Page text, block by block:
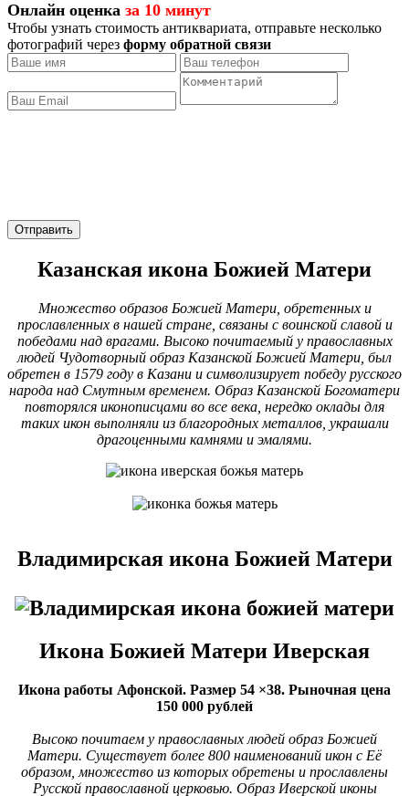
Онлайн оценка за 10 минут
Чтобы узнать стоимость антиквариата, отправьте несколько
фотографий через форму обратной связи
Отправить
Казанская икона Божией Матери
Множество образов Божией Матери, обретенных и
прославленных в нашей стране, связаны с воинской славой и
победами над врагами. Высоко почитаемый у православных
людей Чудотворный образ Казанской Божией Матери, был
обретен в 1579 году в Казани и символизирует победу русского
народа над Смутным временем. Образ Казанской Богоматери
повторялся иконописцами во все века, нередко оклады для
таких икон выполняли из благородных металлов, украшали
драгоценными камнями и эмалями.
Владимирская икона Божией Матери
Икона Божией Матери Иверская
Икона работы Афонской. Размер 54 ×38. Рыночная цена
150 000 рублей
Высоко почитаем у православных людей образ Божией
Матери. Существует более 800 наименований икон с Её
образом, множество из которых обретены и прославлены
Русской православной церковью. Образ Иверской иконы